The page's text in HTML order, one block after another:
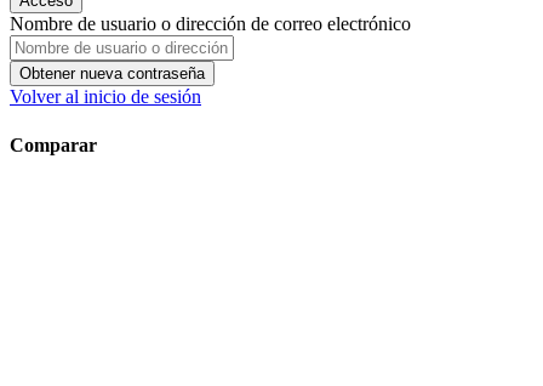
Nombre de usuario o dirección de correo electrónico
Obtener nueva contraseña
Volver al inicio de sesión
Comparar